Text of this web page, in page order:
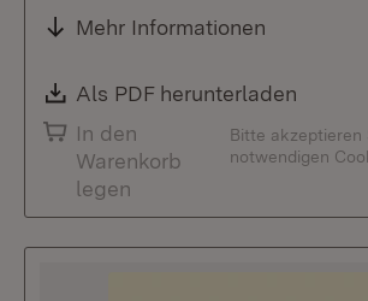
Mehr Informationen
Download:
Als PDF herunterladen
In den
Warenkorb
legen
Bitte akzeptieren
notwendigen